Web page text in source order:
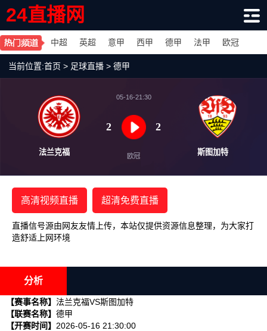
24直播网
中超 英超 意甲 西甲 德甲 法甲 欧冠
当前位置:首页 > 足球直播 > 德甲
法兰克福
05-16-21:30
2
欧冠
高清视频直播 超清免费直播
直播信号源由网友友情上传，本站仅提供资源信息整理，为大家打
造舒适上网环境
分析
【赛事名称】 法兰克福VS斯图加特
【联赛名称】 德甲
【开赛时间】 2026-05-16 21:30:00